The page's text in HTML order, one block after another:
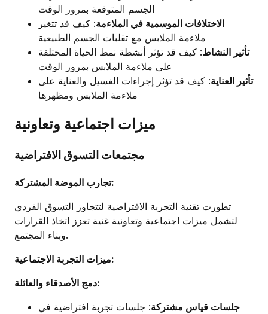
الجسم المتوقعة بمرور الوقت
الاختلافات الموسمية في الملاءمة: كيف قد تتغير
ملاءمة الملابس مع تقلبات الجسم الطبيعية
تأثير النشاط: كيف قد تؤثر أنشطة نمط الحياة المختلفة
على ملاءمة الملابس بمرور الوقت
تأثير العناية: كيف قد تؤثر إجراءات الغسيل والعناية على
ملاءمة الملابس ومظهرها
ميزات اجتماعية وتعاونية
مجتمعات التسوق الافتراضية
تجارب الموضة المشتركة:
تطورت تقنية التجربة الافتراضية لتتجاوز التسوق الفردي
لتشمل ميزات اجتماعية وتعاونية غنية تعزز اتخاذ القرارات
وبناء المجتمع.
ميزات التجربة الاجتماعية:
دمج الأصدقاء والعائلة:
جلسات قياس مشتركة: جلسات تجربة افتراضية في